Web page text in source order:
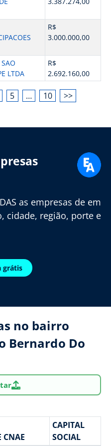
R$
3.000.000,00
LTDA
R$
2.692.160,00
5 … 10 >>
as empresas de em
cidade, região, porte e
grátis
no bairro
Bernardo Do
CNAE
CAPITAL
SOCIAL